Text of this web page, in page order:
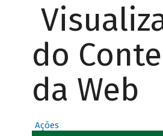
do
da Web
Ações